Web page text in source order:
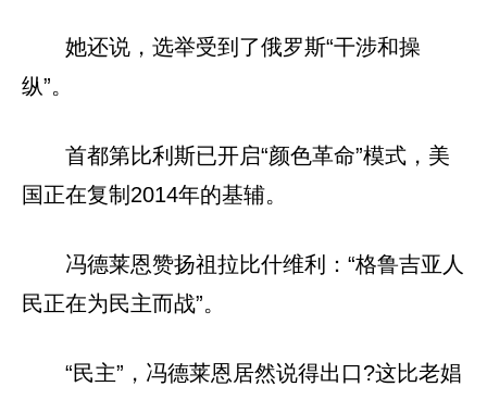
她还说，选举受到了俄罗斯“干涉和操
纵”。
首都第比利斯已开启“颜色革命”模式，美
国正在复制2014年的基辅。
冯德莱恩赞扬祖拉比什维利：“格鲁吉亚人
民正在为民主而战”。
“民主”，冯德莱恩居然说得出口?这比老娼